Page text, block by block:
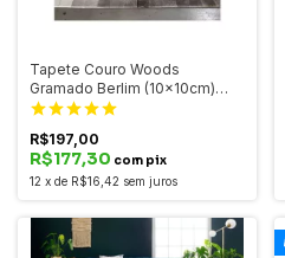
Tapete Couro Woods
Gramado Berlim (10x10cm)
Cinza Degradê
R$197,00
R$177,30 com pix
12 x de R$16,42 sem juros